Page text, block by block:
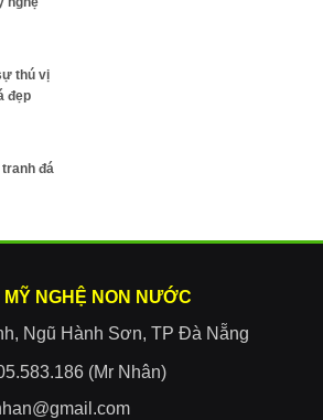
thú vị
đẹp
đá
NGHỆ NON NƯỚC
Ngũ Hành Sơn, TP Đà Nẵng
(Mr Nhân)